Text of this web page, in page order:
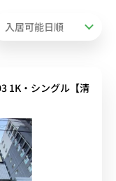
1K・シングル【清